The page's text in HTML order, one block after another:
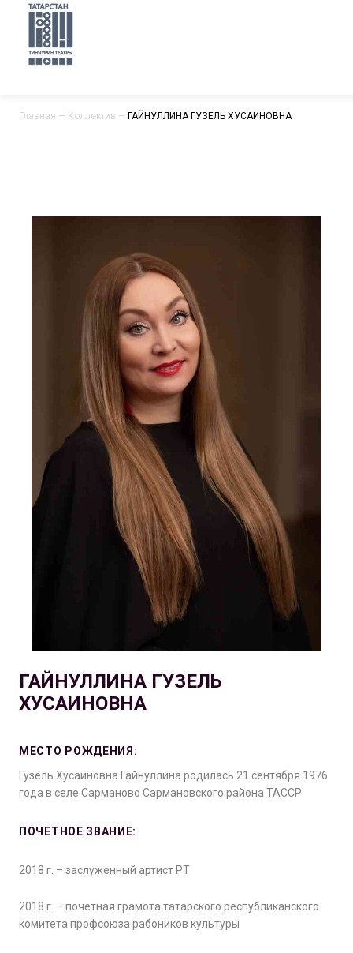
Главная — Коллектив — ГАЙНУЛЛИНА ГУЗЕЛЬ ХУСАИНОВНА
ГАЙНУЛЛИНА ГУЗЕЛЬ
ХУСАИНОВНА
МЕСТО РОЖДЕНИЯ:
Гузель Хусаиновна Гайнуллина родилась 21 сентября 1976
года в селе Сарманово Сармановского района ТАССР
ПОЧЕТНОЕ ЗВАНИЕ:
2018 г. – заслуженный артист РТ
2018 г. – почетная грамота татарского республиканского
комитета профсоюза рабоников культуры